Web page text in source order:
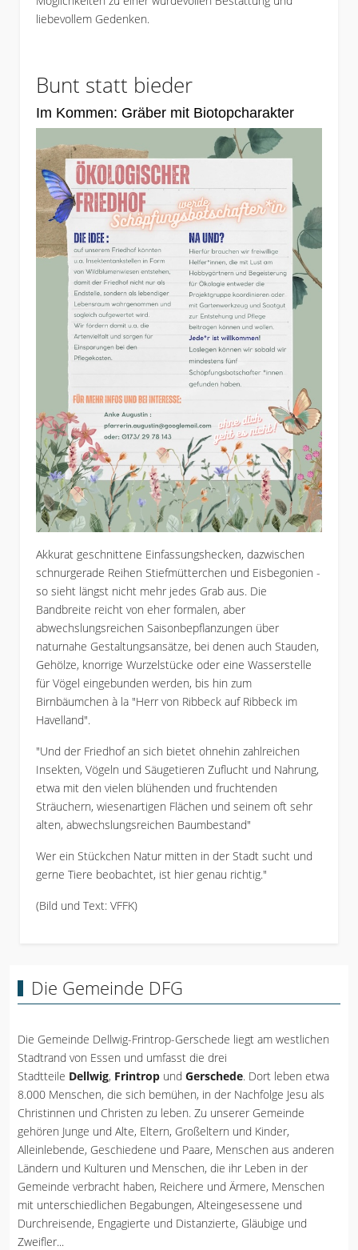
liebevollem Gedenken.
Bunt statt bieder
Im Kommen: Gräber mit Biotopcharakter
Akkurat geschnittene Einfassungshecken, dazwischen
schnurgerade Reihen Stiefmütterchen und Eisbegonien -
so sieht längst nicht mehr jedes Grab aus. Die
Bandbreite reicht von eher formalen, aber
abwechslungsreichen Saisonbepflanzungen über
naturnahe Gestaltungsansätze, bei denen auch Stauden,
Gehölze, knorrige Wurzelstücke oder eine Wasserstelle
für Vögel eingebunden werden, bis hin zum
Birnbäumchen à la "Herr von Ribbeck auf Ribbeck im
Havelland".
"Und der Friedhof an sich bietet ohnehin zahlreichen
Insekten, Vögeln und Säugetieren Zuflucht und Nahrung,
etwa mit den vielen blühenden und fruchtenden
Sträuchern, wiesenartigen Flächen und seinem oft sehr
alten, abwechslungsreichen Baumbestand"
Wer ein Stückchen Natur mitten in der Stadt sucht und
gerne Tiere beobachtet, ist hier genau richtig."
(Bild und Text: VFFK)
Die Gemeinde DFG
Die Gemeinde Dellwig-Frintrop-Gerschede liegt am westlichen
Stadtrand von Essen und umfasst die drei
Stadtteile Dellwig, Frintrop und Gerschede. Dort leben etwa
8.000 Menschen, die sich bemühen, in der Nachfolge Jesu als
Christinnen und Christen zu leben. Zu unserer Gemeinde
gehören Junge und Alte, Eltern, Großeltern und Kinder,
Alleinlebende, Geschiedene und Paare, Menschen aus anderen
Ländern und Kulturen und Menschen, die ihr Leben in der
Gemeinde verbracht haben, Reichere und Ärmere, Menschen
mit unterschiedlichen Begabungen, Alteingesessene und
Durchreisende, Engagierte und Distanzierte, Gläubige und
Zweifler...